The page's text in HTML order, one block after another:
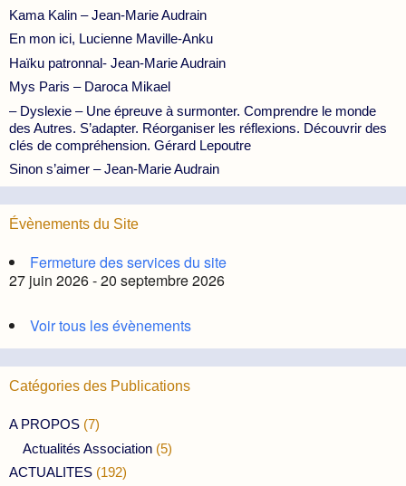
Kama Kalin – Jean-Marie Audrain
En mon ici, Lucienne Maville-Anku
Haïku patronnal- Jean-Marie Audrain
Mys Paris – Daroca Mikael
– Dyslexie – Une épreuve à surmonter. Comprendre le monde
des Autres. S’adapter. Réorganiser les réflexions. Découvrir des
clés de compréhension. Gérard Lepoutre
Sinon s’aimer – Jean-Marie Audrain
Évènements du Site
Fermeture des services du site
27 juin 2026 - 20 septembre 2026
Voir tous les évènements
Catégories des Publications
A PROPOS (7)
Actualités Association (5)
ACTUALITES (192)